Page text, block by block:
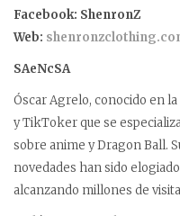
Facebook: ShenronZ
Web:
SAeNcSA
Óscar Agrelo, conocido en
y TikToker que se
sobre anime y Dragon Ball.
novedades han sido
alcanzando millones de